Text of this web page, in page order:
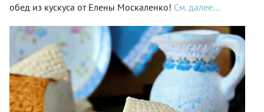
обед из кускуса от Елены Москаленко! См. далее...